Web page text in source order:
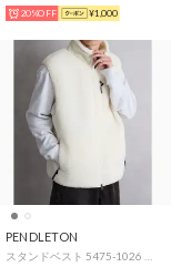
20%OFF ¥1,000
PENDLETON